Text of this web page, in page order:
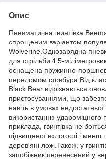
Опис
Пневматична гвинтівка
спрощеним варіантом
Wolverine.Однозарядна
для стрільби 4,5-
оснащена пружинно-
переломом стовбура.Від
Black Bear відрізняється
пристосуваннями, що
навіть в умовах
використанню удароміцного
приклада, гвинтівка не
підвищеної вологості і менш
дерев'яні ложі.Також, у
запобіжник перенесений у